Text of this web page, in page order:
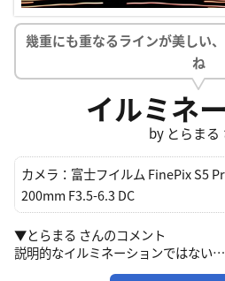
幾重にも重なるラインが美しい
ね
イルミネ
by とらまる
カメラ： 富士フイルム FinePix S5
200mm F3.5-6.3 DC
▼とらまる さんのコメント
説明的なイルミネーションではない…